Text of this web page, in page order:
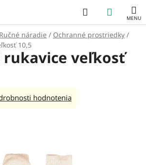
Hľadať
KOŠÍK
Ručné náradie / Ochranné prostriedky /
10,5
rukavice veľkosť
hodnotenia